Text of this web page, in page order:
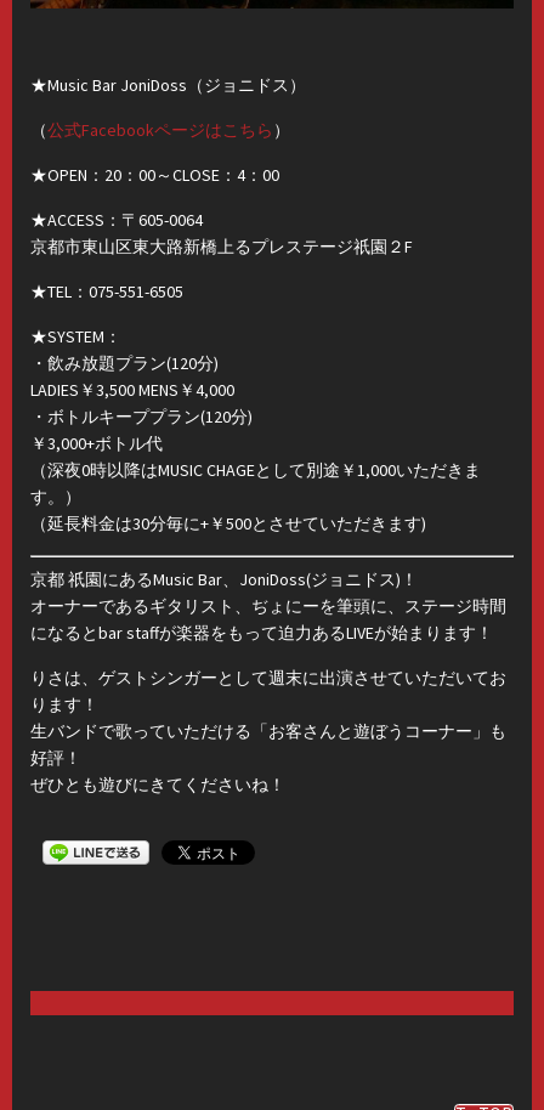
★Music Bar JoniDoss（ジョニドス）
（公式Facebookページはこちら ）
★OPEN：20：00～CLOSE：4：00
★ACCESS：〒605-0064
京都市東山区東大路新橋上るプレステージ祇園２F
★TEL：075-551-6505
★SYSTEM：
・飲み放題プラン(120分)
LADIES￥3,500 MENS￥4,000
・ボトルキーププラン(120分)
￥3,000+ボトル代
（深夜0時以降はMUSIC CHAGEとして別途￥1,000いただきま
す。）
（延長料金は30分毎に+￥500とさせていただきます)
京都 祇園にあるMusic Bar、JoniDoss(ジョニドス)！
オーナーであるギタリスト、ぢょにーを筆頭に、ステージ時間
になるとbar staffが楽器をもって迫力あるLIVEが始まります！
りさは、ゲストシンガーとして週末に出演させていただいてお
ります！
生バンドで歌っていただける「お客さんと遊ぼうコーナー」も
好評！
ぜひとも遊びにきてくださいね！